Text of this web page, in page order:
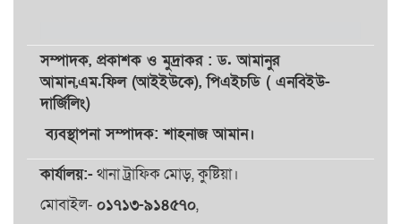
সম্পাদক, প্রকাশকওমুদ্রাকর: ড. আমানুর
আমান,এম.ফিল (আইইউকে), পিএইচডি ( এনবিইউ-
দার্জিলিং)
ব্যবস্থাপনা সম্পাদক: শাহনাজ আমান।
কার্যালয়:-থানা ট্রাফিক মোড়, কুষ্টিয়া।
মোবাইল- ০১৭১৩-৯১৪৫৭০,